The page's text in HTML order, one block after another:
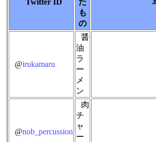
も
の
@irukamaru
醤
油
ラ
ー
メ
ン
@nob_percussion
肉
チ
ャ
ー